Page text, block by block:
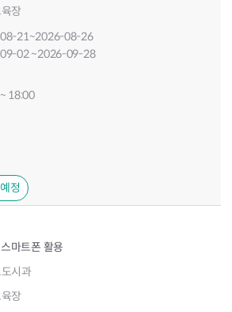
장
21~2026-08-26
02~2026-09-28
18:00
정
마트폰 활용
시과
장